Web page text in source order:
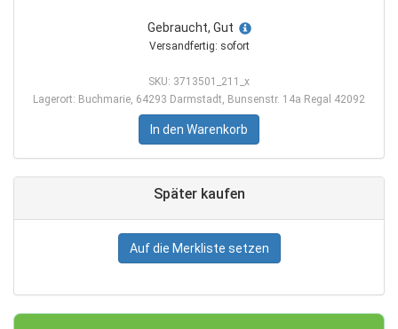
Gebraucht, Gut
Versandfertig: sofort
SKU: 3713501_211_x
Lagerort: Buchmarie, 64293 Darmstadt, Bunsenstr. 14a Regal 42092
In den Warenkorb
Später kaufen
Auf die Merkliste setzen